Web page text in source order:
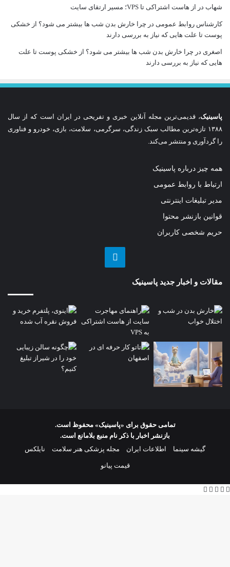
شهاب در از هاست اشتراکی تا VPS؛ مسیر ارتقای سایت
کارشناس روابط عمومی در چرا خارش بدن شب ها بیشتر می شود؟ از خشکی
پوست تا علت هایی که نیاز به بررسی دارند
اصغری در چرا خارش بدن شب ها بیشتر می شود؟ از خشکی پوست تا علت
هایی که نیاز به بررسی دارند
پاسینیک، قدیمی‌ترین مجله آنلاین خبری و تفریحی در ایران است که از سال
۱۳۸۸ تازه‌ترین مطالب سبک زندگی، سرگرمی، سلامت، بازی، خودرو و فناوری
را گردآوری و منتشر می‌کند.
همه چیز درباره پاسینیک
ارتباط با روابط عمومی
مدیر تبلیغات اینترنتی
قوانین بازنشر محتوا
حریم شخصی کاربران
مقالات و اخبار جدید پاسینیک
تمامی حقوق برای «پاسینیک» محفوظ است.
بازنشر اخبار با ذکر نام منبع بلامانع است.
گیشه سینما
اطلاعات ایران مجله پزشکی هنر سلامت نایلکس
قیمت پیانو
فیس
X لینکدین
واتس